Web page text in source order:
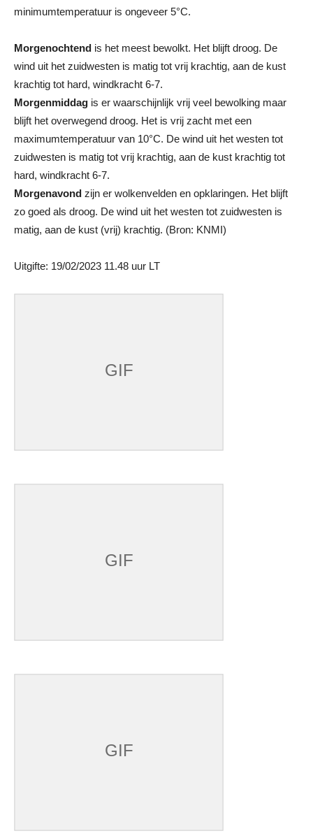
minimumtemperatuur is ongeveer 5°C.
Morgenochtend is het meest bewolkt. Het blijft droog. De
wind uit het zuidwesten is matig tot vrij krachtig, aan de kust
krachtig tot hard, windkracht 6-7.
Morgenmiddag is er waarschijnlijk vrij veel bewolking maar
blijft het overwegend droog. Het is vrij zacht met een
maximumtemperatuur van 10°C. De wind uit het westen tot
zuidwesten is matig tot vrij krachtig, aan de kust krachtig tot
hard, windkracht 6-7.
Morgenavond zijn er wolkenvelden en opklaringen. Het blijft
zo goed als droog. De wind uit het westen tot zuidwesten is
matig, aan de kust (vrij) krachtig. (Bron: KNMI)
Uitgifte: 19/02/2023 11.48 uur LT